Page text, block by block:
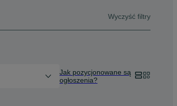
Wyczyść filtry
Jak pozycjonowane są
ogłoszenia?